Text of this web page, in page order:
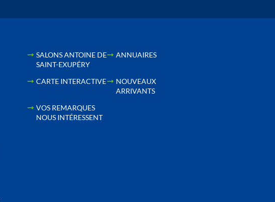
SALONS ANTOINE DE
SAINT-EXUPÉRY
ANNUAIRES
CARTE INTERACTIVE
NOUVEAUX
ARRIVANTS
VOS REMARQUES
NOUS INTÉRESSENT